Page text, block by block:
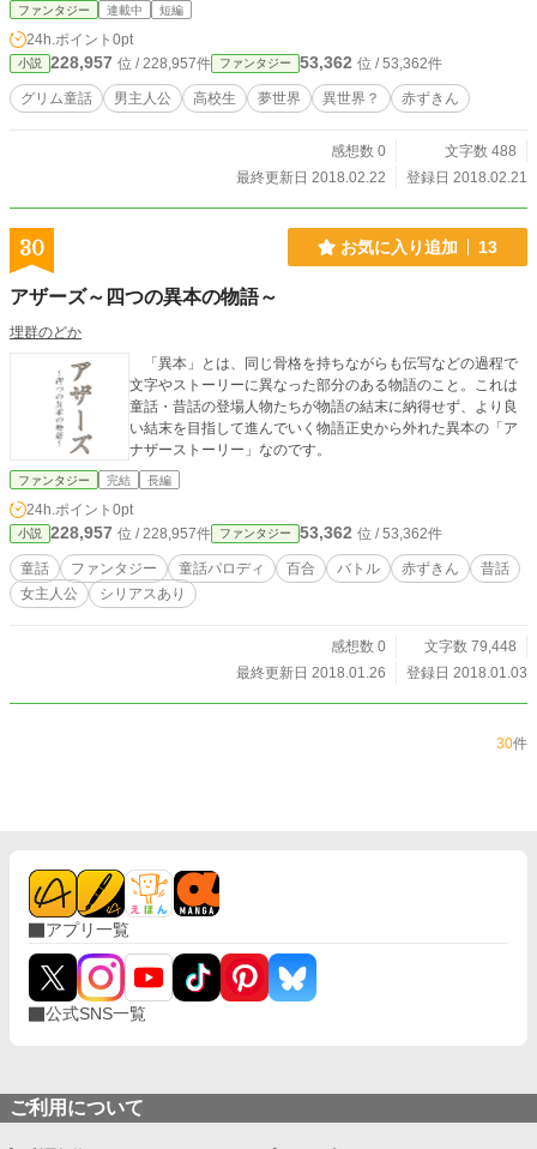
ファンタジー 連載中 短編
24h.ポイント 0pt
小説 228,957 位 / 228,957件 ファンタジー 53,362 位 / 53,362件
グリム童話 男主人公 高校生 夢世界 異世界？ 赤ずきん
感想数 0
文字数 488
最終更新日 2018.02.22
登録日 2018.02.21
30 お気に入り追加 13
アザーズ～四つの異本の物語～
埋群のどか
「異本」とは、同じ骨格を持ちながらも伝写などの過程で
文字やストーリーに異なった部分のある物語のこと。これは
童話・昔話の登場人物たちが物語の結末に納得せず、より良
い結末を目指して進んでいく物語正史から外れた異本の「ア
ナザーストーリー」なのです。
ファンタジー 完結 長編
24h.ポイント 0pt
小説 228,957 位 / 228,957件 ファンタジー 53,362 位 / 53,362件
童話 ファンタジー 童話パロディ 百合 バトル 赤ずきん
昔話
女主人公
シリアスあり
感想数 0
文字数 79,448
最終更新日 2018.01.26
登録日 2018.01.03
30件
アプリ一覧
公式SNS一覧
ご利用について